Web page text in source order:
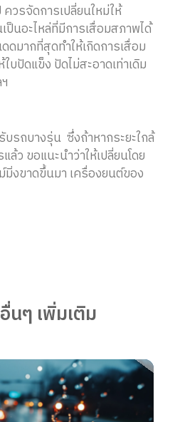
วรจัดการเปลี่ยนใหม่ให้
ป็นอะไหล่ที่มีการเสื่อมสภาพได้
ดมากที่สุดทำให้เกิดการเสื่อม
บปัดแข็ง ปัดไม่สะอาดเท่าเดิม
รถบางรุ่น ซึ่งถ้าหากระยะใกล้
แล้ว ขอแนะนำว่าให้เปลี่ยนโดย
มิ่งขาดขึ้นมา เครื่องยนต์ของ
นๆ เพิ่มเติม